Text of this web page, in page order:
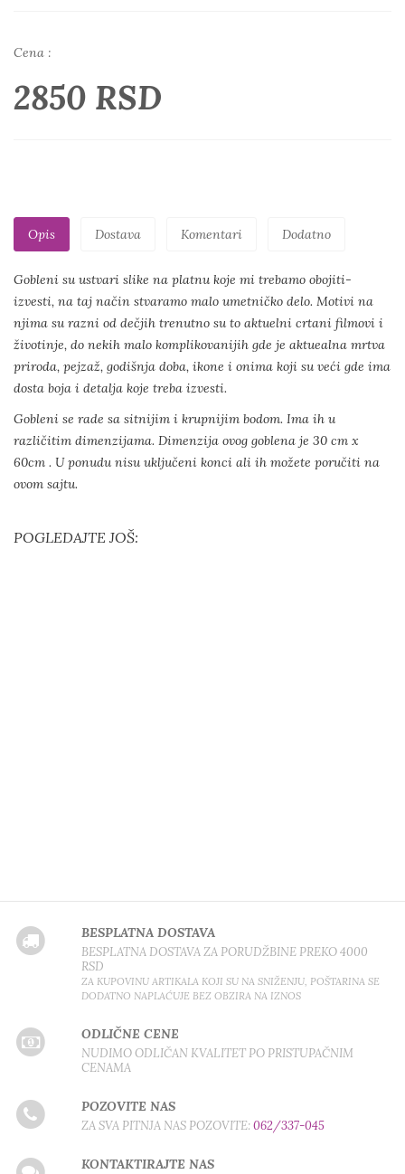
Cena :
2850 RSD
Opis Dostava Komentari Dodatno
Gobleni su ustvari slike na platnu koje mi trebamo obojiti-
izvesti, na taj način stvaramo malo umetničko delo. Motivi na
njima su razni od dečjih trenutno su to aktuelni crtani filmovi i
životinje, do nekih malo komplikovanijih gde je aktuealna mrtva
priroda, pejzaž, godišnja doba, ikone i onima koji su veći gde ima
dosta boja i detalja koje treba izvesti.
Gobleni se rade sa sitnijim i krupnijim bodom. Ima ih u
različitim dimenzijama. Dimenzija ovog goblena je 30 cm x
60cm . U ponudu nisu uključeni konci ali ih možete poručiti na
ovom sajtu.
POGLEDAJTE JOŠ:
BESPLATNA DOSTAVA
BESPLATNA DOSTAVA ZA PORUDŽBINE PREKO 4000
RSD
ZA KUPOVINU ARTIKALA KOJI SU NA SNIŽENJU, POŠTARINA SE
DODATNO NAPLAĆUJE BEZ OBZIRA NA IZNOS
ODLIČNE CENE
NUDIMO ODLIČAN KVALITET PO PRISTUPAČNIM
CENAMA
POZOVITE NAS
ZA SVA PITNJA NAS POZOVITE:062/337-045
KONTAKTIRAJTE NAS